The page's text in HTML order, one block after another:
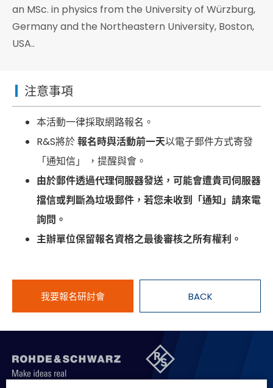
an MSc. in physics from the University of Würzburg,
Germany and the Northeastern University, Boston,
USA..
注意事項
本活動一律採取網路報名。
R&S將於報名時與活動前一天以電子郵件方式寄發
「通知信」 ，提醒與會。
由於郵件透過代理伺服器發送，可能會遭貴司伺服器
擋信或判斷為垃圾郵件，若您未收到「通知」請來電
詢問。
主辦單位保留報名資格之最後審核之所有權利。
我要報名研討會 BACK